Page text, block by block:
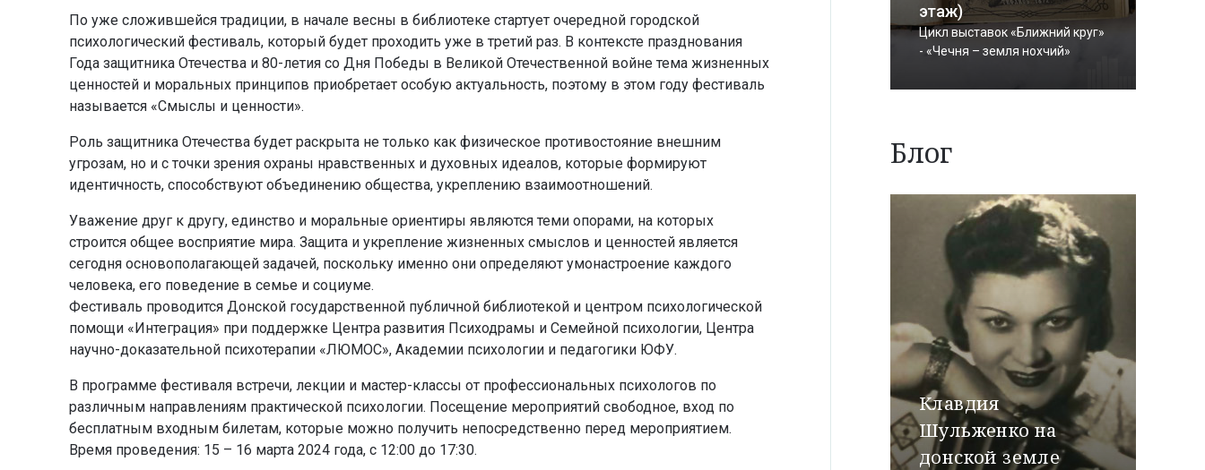
По уже сложившейся традиции, в начале весны в библиотеке стартует очередной городской
психологический фестиваль, который будет проходить уже в третий раз. В контексте празднования
Года защитника Отечества и 80-летия со Дня Победы в Великой Отечественной войне тема жизненных
ценностей и моральных принципов приобретает особую актуальность, поэтому в этом году фестиваль
называется «Смыслы и ценности».
Роль защитника Отечества будет раскрыта не только как физическое противостояние внешним
угрозам, но и с точки зрения охраны нравственных и духовных идеалов, которые формируют
идентичность, способствуют объединению общества, укреплению взаимоотношений.
Уважение друг к другу, единство и моральные ориентиры являются теми опорами, на которых
строится общее восприятие мира. Защита и укрепление жизненных смыслов и ценностей является
сегодня основополагающей задачей, поскольку именно они определяют умонастроение каждого
человека, его поведение в семье и социуме.
Фестиваль проводится Донской государственной публичной библиотекой и центром психологической
помощи «Интеграция» при поддержке Центра развития Психодрамы и Семейной психологии, Центра
научно-доказательной психотерапии «ЛЮМОС», Академии психологии и педагогики ЮФУ.
В программе фестиваля встречи, лекции и мастер-классы от профессиональных психологов по
различным направлениям практической психологии. Посещение мероприятий свободное, вход по
бесплатным входным билетам, которые можно получить непосредственно перед мероприятием.
Время проведения: 15 – 16 марта 2024 года, с 12:00 до 17:30.
этаж)
Цикл выставок «Ближний круг»
- «Чечня – земля нохчий»
Блог
Клавдия
Шульженко на
донской земле